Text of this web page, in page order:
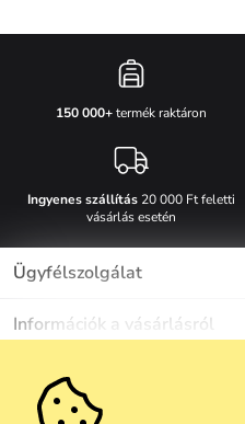
150 000+termék raktáron
Ingyenes szállítás20 000 Ft feletti
vásárlás esetén
Ügyfélszolgálat
+36 1 808 9989
Információk a vásárlásról
Gyakori kérdések
Egyéb információk
Rólunk